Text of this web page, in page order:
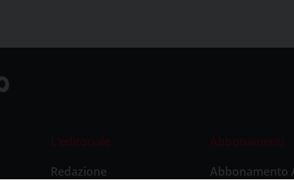
L’editoriale
Redazione
Abbonamenti
Abbonamento